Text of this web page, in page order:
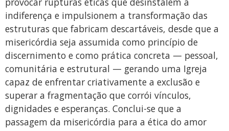
indiferença e impulsionem a transformação das
estruturas que fabricam descartáveis, desde que a
misericórdia seja assumida como princípio de
discernimento e como prática concreta — pessoal,
comunitária e estrutural — gerando uma Igreja
capaz de enfrentar criativamente a exclusão e
superar a fragmentação que corrói vínculos,
dignidades e esperanças. Conclui-se que a
passagem da misericórdia para a ética do amor